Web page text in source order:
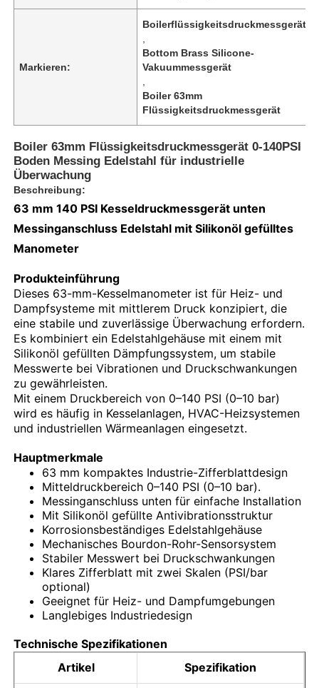
Startseite
Produkte
Über uns
Fabrik Tour
Qualitätskontrolle
Kontakt
Referenzen
Druckmessgerät aus Edelstahl
Stoßdichtes Druckmessgerät
Temperatur- und Manometer
Markieren:
Boilerflüssigkeitsdruckmessgerät
Bottom Brass Silicone-
Vakuummessgerät
Boiler 63mm
Flüssigkeitsdruckmessgerät
Boiler 63mm Flüssigkeitsdruckmessgerät 0-140PSI
Boden Messing Edelstahl für industrielle
Überwachung
Beschreibung:
63 mm 140 PSI Kesseldruckmessgerät unten
Messinganschluss Edelstahl mit Silikonöl gefülltes
Manometer
Produkteinführung
Dieses 63-mm-Kesselmanometer ist für Heiz- und
Dampfsysteme mit mittlerem Druck konzipiert, die
eine stabile und zuverlässige Überwachung erfordern.
Es kombiniert ein Edelstahlgehäuse mit einem mit
Silikonöl gefüllten Dämpfungssystem, um stabile
Messwerte bei Vibrationen und Druckschwankungen
zu gewährleisten.
Mit einem Druckbereich von 0–140 PSI (0–10 bar)
wird es häufig in Kesselanlagen, HVAC-Heizsystemen
und industriellen Wärmeanlagen eingesetzt.
Hauptmerkmale
63 mm kompaktes Industrie-Zifferblattdesign
Mitteldruckbereich 0–140 PSI (0–10 bar).
Messinganschluss unten für einfache Installation
Mit Silikonöl gefüllte Antivibrationsstruktur
Korrosionsbeständiges Edelstahlgehäuse
Mechanisches Bourdon-Rohr-Sensorsystem
Stabiler Messwert bei Druckschwankungen
Klares Zifferblatt mit zwei Skalen (PSI/bar
optional)
Geeignet für Heiz- und Dampfumgebungen
Langlebiges Industriedesign
Technische Spezifikationen
Artikel
Spezifikation